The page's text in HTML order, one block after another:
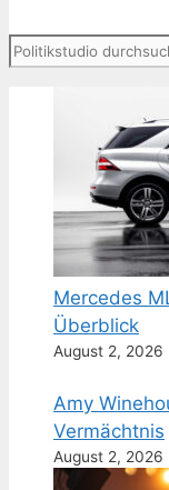
Suchen
Mercedes
Überblick
August 2, 2026
Amy
Vermächtnis
August 2, 2026